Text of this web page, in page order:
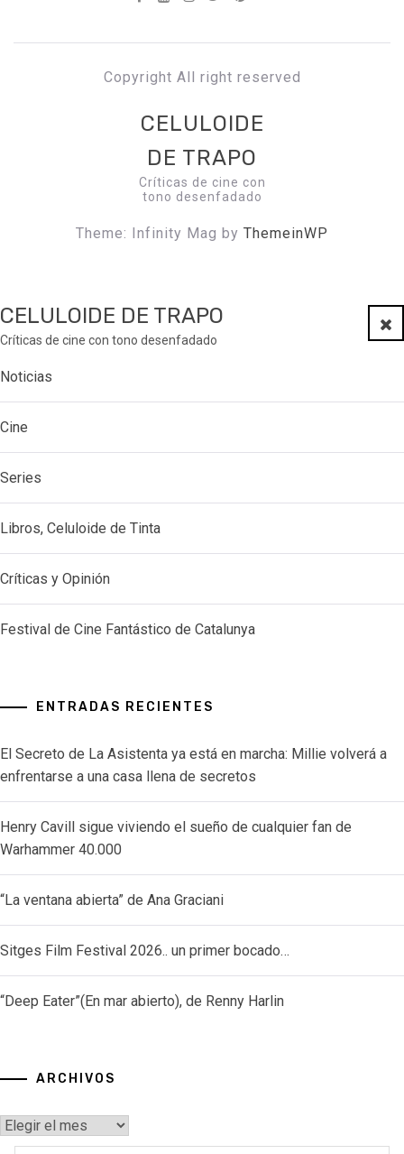
Copyright All right reserved
CELULOIDE
DE TRAPO
Críticas de cine con
tono desenfadado
Theme: Infinity Mag by ThemeinWP
CELULOIDE DE TRAPO
Críticas de cine con tono desenfadado
Noticias
Cine
Series
Libros, Celuloide de Tinta
Críticas y Opinión
Festival de Cine Fantástico de Catalunya
ENTRADAS RECIENTES
El Secreto de La Asistenta ya está en marcha: Millie volverá a
enfrentarse a una casa llena de secretos
Henry Cavill sigue viviendo el sueño de cualquier fan de
Warhammer 40.000
“La ventana abierta” de Ana Graciani
Sitges Film Festival 2026.. un primer bocado…
“Deep Eater”(En mar abierto), de Renny Harlin
ARCHIVOS
Archivos